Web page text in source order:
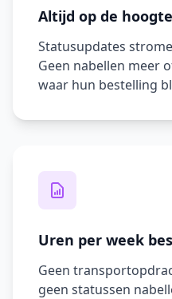
Altijd op de hoogte
Statusupdates
Geen nabellen meer
waar hun bestelling
Uren per week
Geen
geen statussen